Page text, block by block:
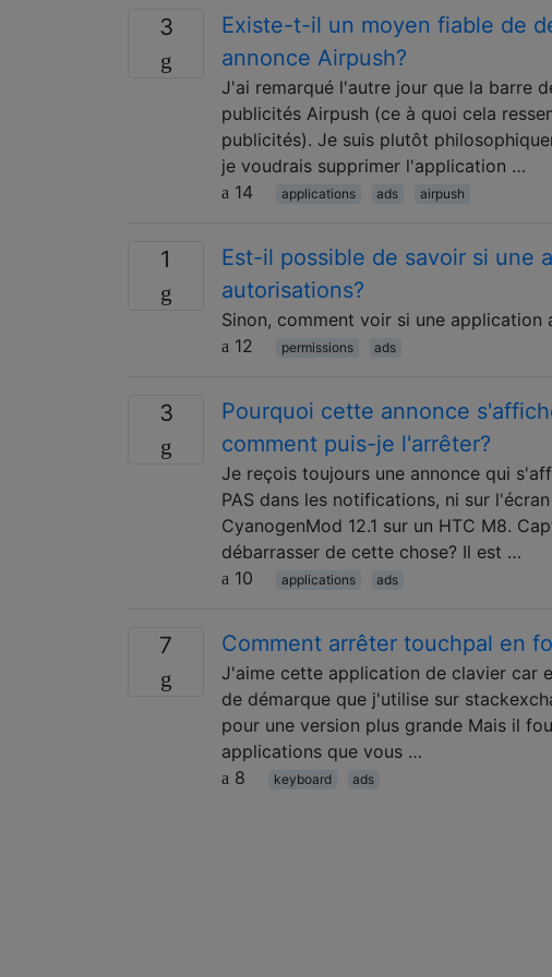
3
Existe-t-il un moyen fiable de
annonce Airpush?
J'ai remarqué l'autre jour que la barre
publicités Airpush (ce à quoi cela
publicités). Je suis plutôt
je voudrais supprimer l'application …
14
applications ads airpush
1
Est-il possible de savoir si une
autorisations?
Sinon, comment voir si une application
12
permissions ads
3
Pourquoi cette annonce
comment puis-je l'arrêter?
Je reçois toujours une annonce qui
PAS dans les notifications, ni sur
CyanogenMod 12.1 sur un HTC M8.
débarrasser de cette chose? Il est …
10
applications ads
7 Comment arrêter touchpal en
J'aime cette application de clavier car
de démarque que j'utilise sur
pour une version plus grande Mais il
applications que vous …
8
keyboard ads